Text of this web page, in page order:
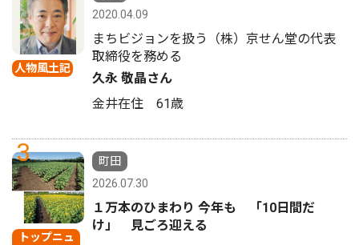
人物風土記
2020.04.09
まちビジョンを扱う（株）京せん堂の代表
取締役を務める
久永 敬晶さん
金井在住 61歳
3
トップニュ
町田
2026.07.30
１万本のひまわり 今年も 「10日間だ
け」 見ごろ迎える